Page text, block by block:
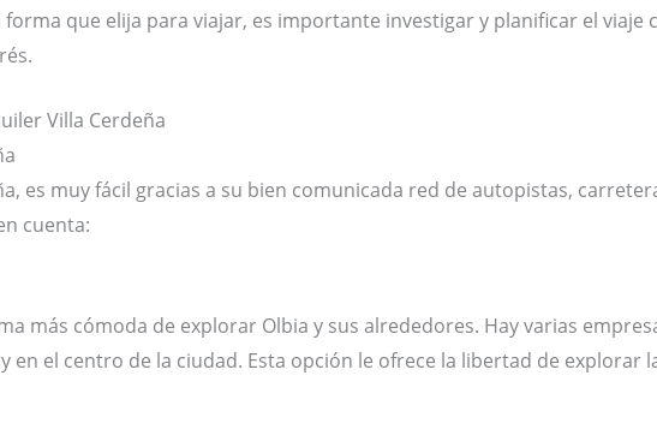
que elija para viajar, es importante investigar y planificar el viaje
es muy fácil gracias a su bien comunicada red de autopistas,
cuenta:
más cómoda de explorar Olbia y sus alrededores. Hay varias
en el centro de la ciudad. Esta opción le ofrece la libertad de explorar